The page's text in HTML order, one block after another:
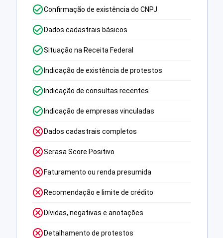
Confirmação de existência do CNPJ
Dados cadastrais básicos
Situação na Receita Federal
Indicação de existência de protestos
Indicação de consultas recentes
Indicação de empresas vinculadas
Dados cadastrais completos
Serasa Score Positivo
Faturamento ou renda presumida
Recomendação e limite de crédito
Dívidas, negativas e anotações
Detalhamento de protestos